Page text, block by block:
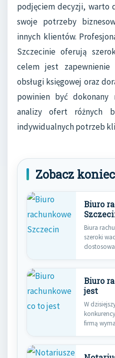
podjęciem decyzji, warto
swoje potrzeby
innych klientów.
Szczecinie oferują
celem jest zapewnienie
obsługi księgowej oraz
powinien być dokonany
analizy ofert różnych
indywidualnych potrzeb
Zobacz
Biuro
Biura
szeroki
Biuro
jest
W
firmą